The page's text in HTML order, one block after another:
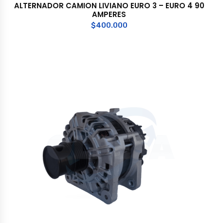
ALTERNADOR CAMION LIVIANO EURO 3 – EURO 4 90
AMPERES
$400.000